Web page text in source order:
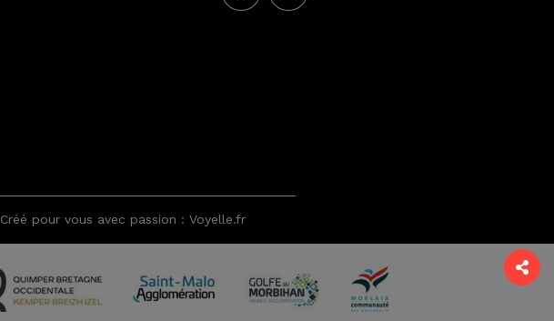
Créé pour vous avec passion : Voyelle.fr